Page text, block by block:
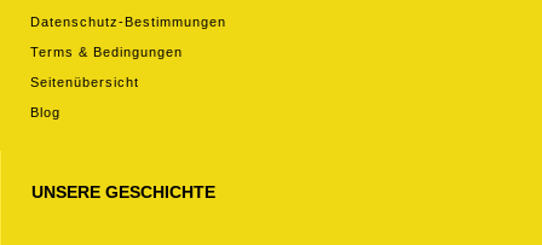
Datenschutz-Bestimmungen
Terms & Bedingungen
Seitenübersicht
Blog
UNSERE GESCHICHTE